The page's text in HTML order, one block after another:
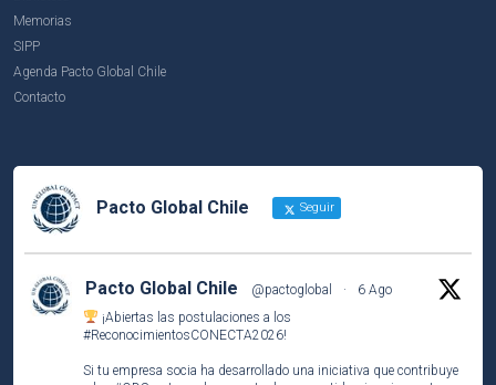
Memorias
SIPP
Agenda Pacto Global Chile
Contacto
Pacto Global Chile Seguir
Pacto Global Chile @pactoglobal ·
6 Ago
¡Abiertas las postulaciones a los
#ReconocimientosCONECTA2026!
Si tu empresa socia ha desarrollado una iniciativa que contribuye